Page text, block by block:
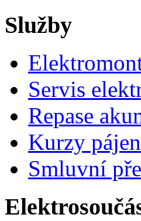
Služby
Servis
Repase
Kurzy
Smluvní